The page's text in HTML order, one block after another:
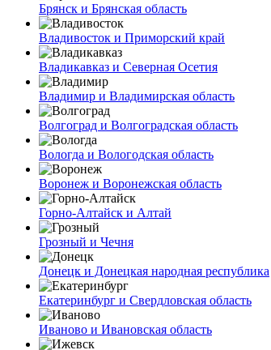
Брянск и Брянская область
Владивосток и Приморский край
Владикавказ и Северная Осетия
Владимир и Владимирская область
Волгоград и Волгоградская область
Вологда и Вологодская область
Воронеж и Воронежская область
Горно-Алтайск и Алтай
Грозный и Чечня
Донецк и Донецкая народная республика
Екатеринбург и Свердловская область
Иваново и Ивановская область